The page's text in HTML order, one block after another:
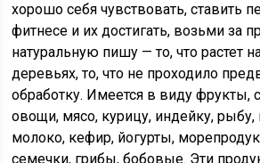
хорошо себя чувствовать, ставить
фитнесе и их достигать, возьми за
натуральную пишу — то, что растет
деревьях, то, что не проходило
обработку. Имеется в виду фрукты,
овощи, мясо, курицу, индейку,
молоко, кефир, йогурты,
семечки, грибы, бобовые. Эти